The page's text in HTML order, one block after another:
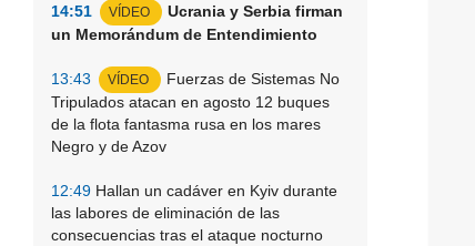
14:51 VÍDEO
Ucrania y Serbia firman
un Memorándum de Entendimiento
13:43 VÍDEO
Fuerzas de Sistemas No
Tripulados atacan en agosto 12 buques
de la flota fantasma rusa en los mares
Negro y de Azov
12:49 Hallan un cadáver en Kyiv durante
las labores de eliminación de las
consecuencias tras el ataque nocturno